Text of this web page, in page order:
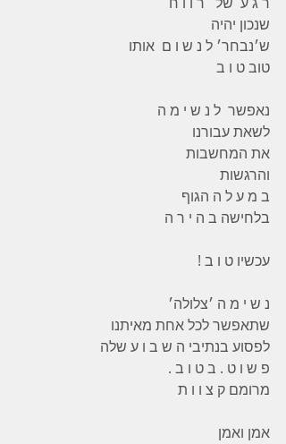
שנכון יהיה
ש׳נבחר׳ ל נ ש ו ם  אותו
טוב ט ו ב
נאפשר  ל נ ש י מ ה
לשאת עבורנו
את המחשבות
והרגשות
ב מ ע ל ה הגוף
בלחישה ב ה י ר ה
עכשיו ט ו ב !
נ ש י מ ה ׳צלולה׳
שתאפשר לכל אחת מאיתנו
לפסוע בנתיבי ה ש ב ו ע שלה
פ ש ו ט . ב ט ו ב .
מרומם ק צ ו ו ת
אמן ואמן